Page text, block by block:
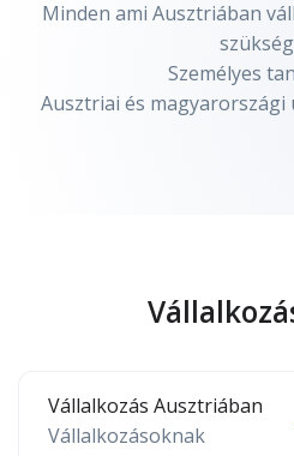
Minden ami Ausztriában
Személyes
Ausztriai és magyarországi
Vállalkozás Ausztriában
Vállalkozásoknak